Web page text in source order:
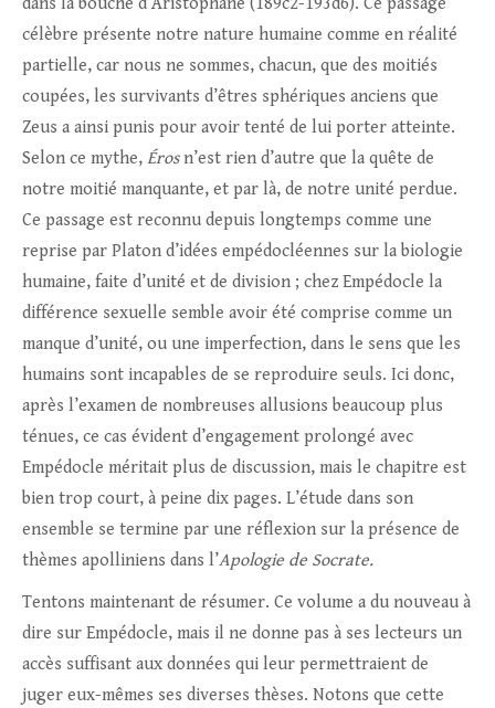
célèbre présente notre nature humaine comme en réalité
partielle, car nous ne sommes, chacun, que des moitiés
coupées, les survivants d’êtres sphériques anciens que
Zeus a ainsi punis pour avoir tenté de lui porter atteinte.
Selon ce mythe, Érosn’est rien d’autre que la quête de
notre moitié manquante, et par là, de notre unité perdue.
Ce passage est reconnu depuis longtemps comme une
reprise par Platon d’idées empédocléennes sur la biologie
humaine, faite d’unité et de division ; chez Empédocle la
différence sexuelle semble avoir été comprise comme un
manque d’unité, ou une imperfection, dans le sens que les
humains sont incapables de se reproduire seuls. Ici donc,
après l’examen de nombreuses allusions beaucoup plus
ténues, ce cas évident d’engagement prolongé avec
Empédocle méritait plus de discussion, mais le chapitre est
bien trop court, à peine dix pages. L’étude dans son
ensemble se termine par une réflexion sur la présence de
thèmes apolliniens dans l’Apologie de Socrate.
Tentons maintenant de résumer. Ce volume a du nouveau à
dire sur Empédocle, mais il ne donne pas à ses lecteurs un
accès suffisant aux données qui leur permettraient de
juger eux-mêmes ses diverses thèses. Notons que cette